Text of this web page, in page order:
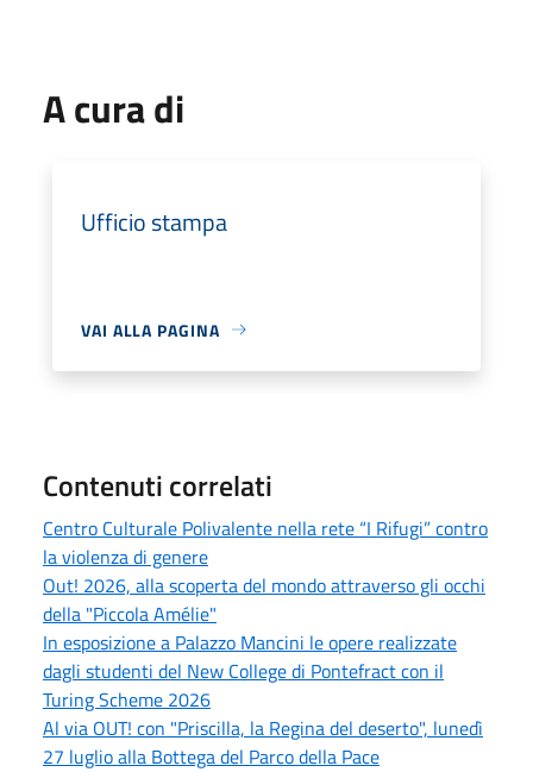
A cura di
Ufficio stampa
VAI ALLA PAGINA
Contenuti correlati
Centro Culturale Polivalente nella rete “I Rifugi” contro
la violenza di genere
Out! 2026, alla scoperta del mondo attraverso gli occhi
della "Piccola Amélie"
In esposizione a Palazzo Mancini le opere realizzate
dagli studenti del New College di Pontefract con il
Turing Scheme 2026
Al via OUT! con "Priscilla, la Regina del deserto", lunedì
27 luglio alla Bottega del Parco della Pace